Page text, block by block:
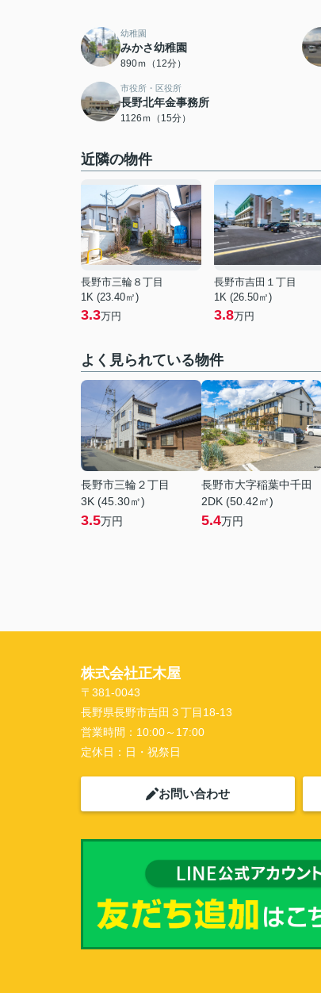
幼稚園
みかさ幼稚園
890ｍ（12分）
市役所・区役所
長野北年金事務所
1126ｍ（15分）
近隣の物件
長野市三輪８丁目
1K (23.40㎡)
3.3万円
長野市吉田１丁目
1K (26.50㎡)
3.8万円
よく見られている物件
長野市三輪２丁目
3K (45.30㎡)
3.5万円
長野市大字稲葉中千田
2DK (50.42㎡)
5.4万円
株式会社正木屋
〒381-0043
長野県長野市吉田３丁目18-13
営業時間： 10:00～17:00
定休日： 日・祝祭日
お問い合わせ